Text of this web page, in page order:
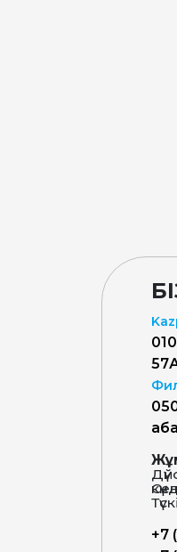
Сенбі, жексенбі және
+7